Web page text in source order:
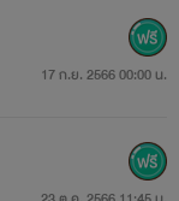
17 ก.ย. 2566 00:00 น.